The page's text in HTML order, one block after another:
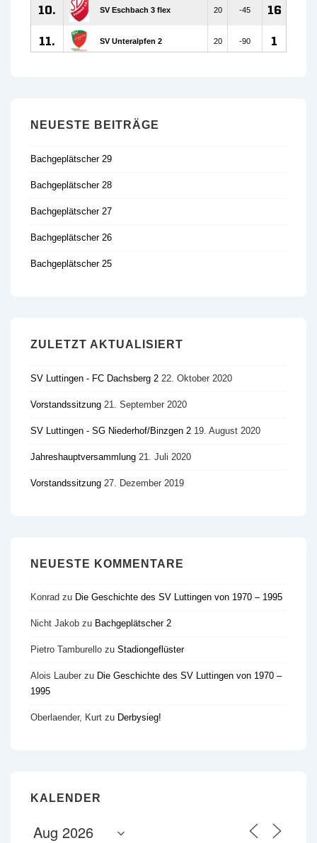
NEUESTE BEITRÄGE
Bachgeplätscher 29
Bachgeplätscher 28
Bachgeplätscher 27
Bachgeplätscher 26
Bachgeplätscher 25
ZULETZT AKTUALISIERT
SV Luttingen - FC Dachsberg 2 22. Oktober 2020
Vorstandssitzung 21. September 2020
SV Luttingen - SG Niederhof/​Binzgen 2 19. August 2020
Jahreshauptversammlung 21. Juli 2020
Vorstandssitzung 27. Dezember 2019
NEUESTE KOMMENTARE
Konrad zu Die Geschichte des SV Luttingen von 1970 – 1995
Nicht Jakob zu Bachgeplätscher 2
Pietro Tamburello zu Stadiongeflüster
Alois Lauber zu Die Geschichte des SV Luttingen von 1970 –
1995
Oberlaender, Kurt zu Derbysieg!
KALENDER